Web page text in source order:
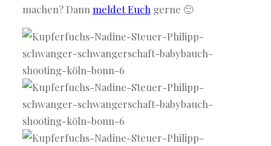
machen? Dann meldet Euch gerne 🙂